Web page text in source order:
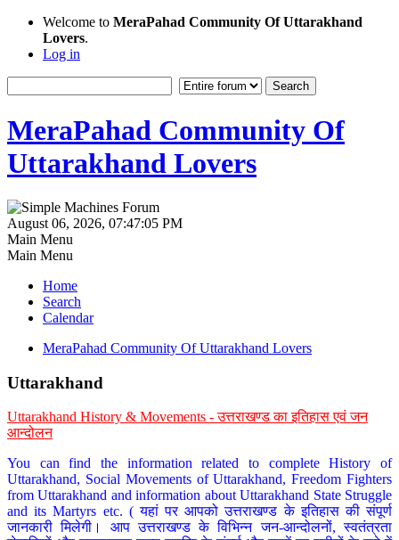
Welcome to MeraPahad Community Of Uttarakhand
Lovers.
Log in
MeraPahad Community Of
Uttarakhand Lovers
August 06, 2026, 07:47:05 PM
Main Menu
Main Menu
Home
Search
Calendar
MeraPahad Community Of Uttarakhand Lovers
Uttarakhand
Uttarakhand History & Movements - उत्तराखण्ड का इतिहास एवं जन
आन्दोलन
You can find the information related to complete History of
Uttarakhand, Social Movements of Uttarakhand, Freedom Fighters
from Uttarakhand and information about Uttarakhand State Struggle
and its Martyrs etc. ( यहां पर आपको उत्तराखण्ड के इतिहास की संपूर्ण
जानकारी मिलेगी। आप उत्तराखण्ड के विभिन्न जन-आन्दोलनों, स्वतंत्रता